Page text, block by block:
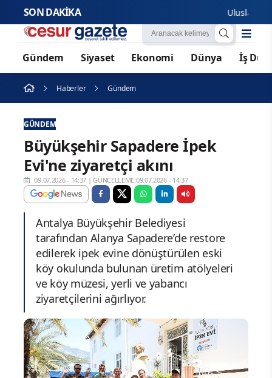
SON DAKİKA Uluslararası
Gündem Siyaset Ekonomi Dünya İş
Haberler Gündem
GÜNDEM
Büyükşehir Sapadere İpek
Evi'ne ziyaretçi akını
09.07.2026 - 14:37 |GÜNCELLEME:09.07.2026 - 14:37
Antalya Büyükşehir Belediyesi
tarafından Alanya Sapadere’de restore
edilerek ipek evine dönüştürülen eski
köy okulunda bulunan üretim atölyeleri
ve köy müzesi, yerli ve yabancı
ziyaretçilerini ağırlıyor.